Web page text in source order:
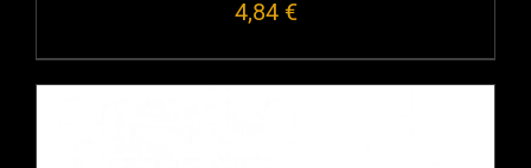
4,84 €